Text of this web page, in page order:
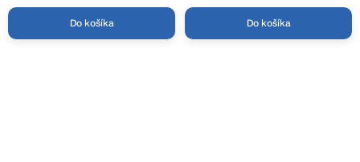
Do košíka Do košíka